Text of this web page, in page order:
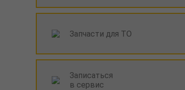
Запчасти для ТО
Записаться
в сервис